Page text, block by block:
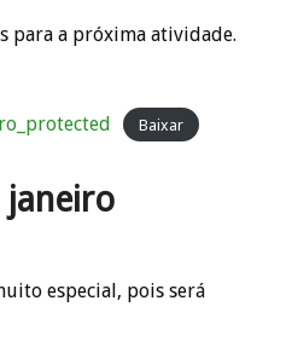
para a próxima atividade.
Baixar
janeiro
especial, pois será